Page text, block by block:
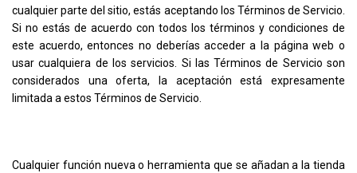
cualquier parte del sitio, estás aceptando los Términos de Servicio.
Si no estás de acuerdo con todos los términos y condiciones de
este acuerdo, entonces no deberías acceder a la página web o
usar cualquiera de los servicios. Si las Términos de Servicio son
considerados una oferta, la aceptación está expresamente
limitada a estos Términos de Servicio.
Cualquier función nueva o herramienta que se añadan a la tienda